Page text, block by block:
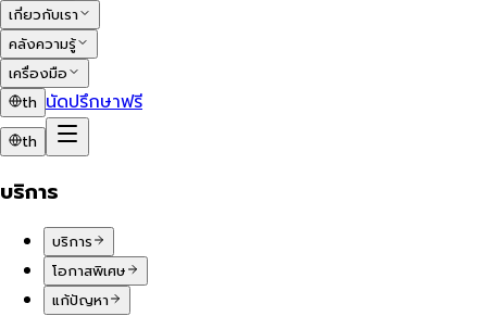
เกี่ยวกับเรา
คลังความรู้
เครื่องมือ
th นัดปรึกษาฟรี
th
บริการ
บริการ
โอกาสพิเศษ
แก้ปัญหา